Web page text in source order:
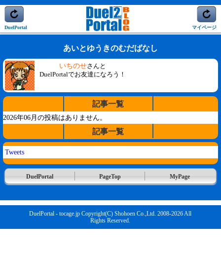
DuelPortal マイページ
あいとゆうきのむだばなし
いちのせさんと
DuelPortalでお友達になろう！
記事一覧
2026年06月の投稿はありません。
記事一覧
Tweets
DuelPortal PageTop MyPage
DuelPortal - tocage.jp Copyright(C) Shohoen Co.,Ltd. 2008-2026 All
Rights Reserved.